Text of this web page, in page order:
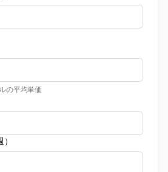
の平均単価